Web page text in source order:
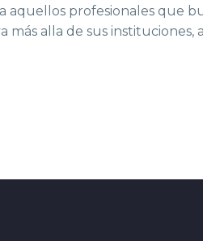
profesionales que
alla de sus instituciones,